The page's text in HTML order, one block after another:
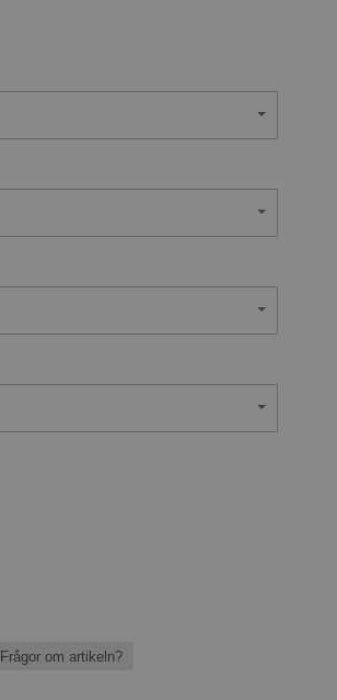
Frågor om artikeln?